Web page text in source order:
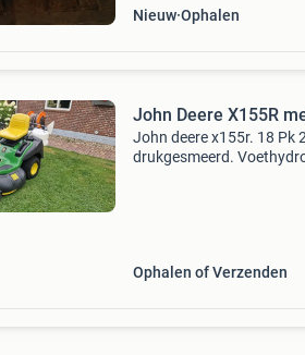
Nieuw Ophalen
John Deere X155R
John deere x155r. 18 Pk
drukgesmeerd.
Ophalen of Verzenden